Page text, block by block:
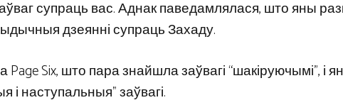
супраць вас. Аднак паведамлялася, што яны
дзеянні супраць Захаду.
Six, што пара знайшла заўвагі “шакіруючымі”, і
і наступальныя” заўвагі.